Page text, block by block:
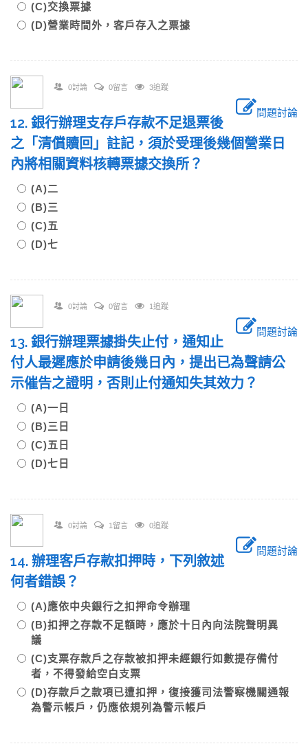
(C)交換票據
(D)營業時間外，客戶存入之票據
0討論 0留言 3追蹤
問題討論
12. 銀行辦理支存戶存款不足退票後
之「清償贖回」註記，須於受理後幾個營業日
內將相關資料核轉票據交換所？
(A)二
(B)三
(C)五
(D)七
0討論 0留言 1追蹤
問題討論
13. 銀行辦理票據掛失止付，通知止
付人最遲應於申請後幾日內，提出已為聲請公
示催告之證明，否則止付通知失其效力？
(A)一日
(B)三日
(C)五日
(D)七日
0討論 1留言 0追蹤
問題討論
14. 辦理客戶存款扣押時，下列敘述
何者錯誤？
(A)應依中央銀行之扣押命令辦理
(B)扣押之存款不足額時，應於十日內向法院聲明異
議
(C)支票存款戶之存款被扣押未經銀行如數提存備付
者，不得發給空白支票
(D)存款戶之款項已遭扣押，復接獲司法警察機關通報
為警示帳戶，仍應依規列為警示帳戶